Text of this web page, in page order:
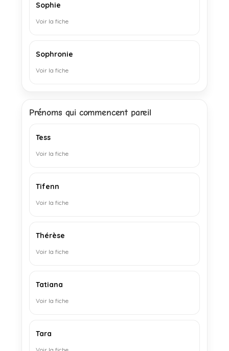
Sophie
Voir la fiche
Sophronie
Voir la fiche
Prénoms qui commencent pareil
Tess
Voir la fiche
Tifenn
Voir la fiche
Thérèse
Voir la fiche
Tatiana
Voir la fiche
Tara